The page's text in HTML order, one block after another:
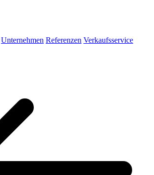
Unternehmen Referenzen Verkaufsservice